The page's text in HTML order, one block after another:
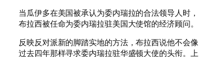
当瓜伊多在美国被承认为委内瑞拉的合法领导人时，
布拉西被任命为委内瑞拉驻美国大使馆的经济顾问。
反映反对派新的脚踏实地的方法，布拉西说他不会像
过去四年那样寻求委内瑞拉驻华盛顿大使的头衔。上